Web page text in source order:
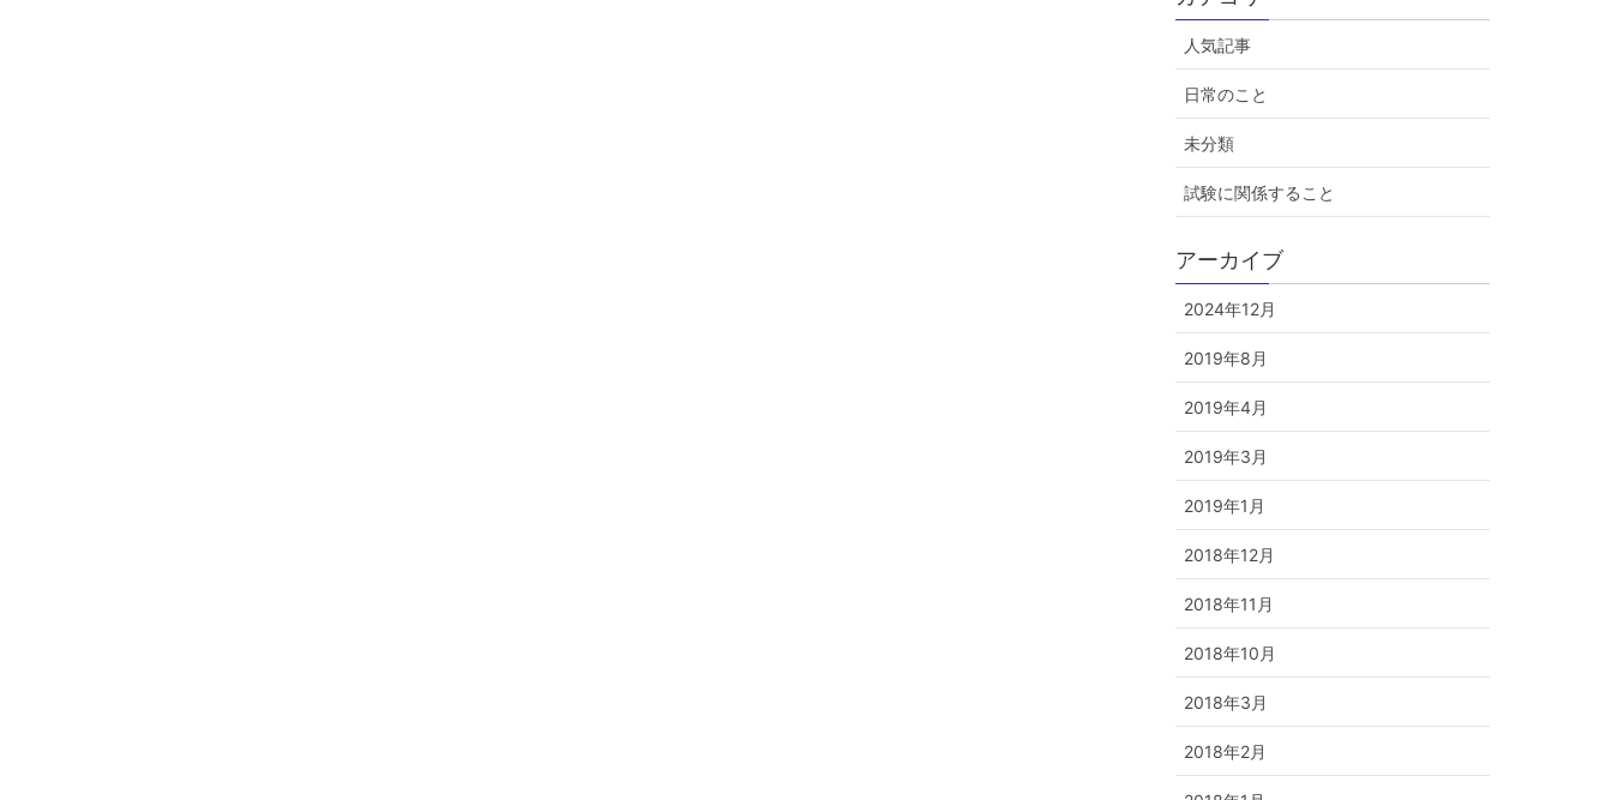
人気記事
日常のこと
未分類
試験に関係すること
アーカイブ
2024年12月
2019年8月
2019年4月
2019年3月
2019年1月
2018年12月
2018年11月
2018年10月
2018年3月
2018年2月